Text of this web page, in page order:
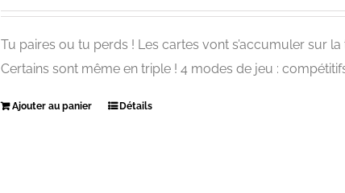
Tu paires ou tu perds ! Les cartes vont s’accumuler sur
Certains sont même en triple ! 4 modes de jeu :
Ajouter au panier Détails